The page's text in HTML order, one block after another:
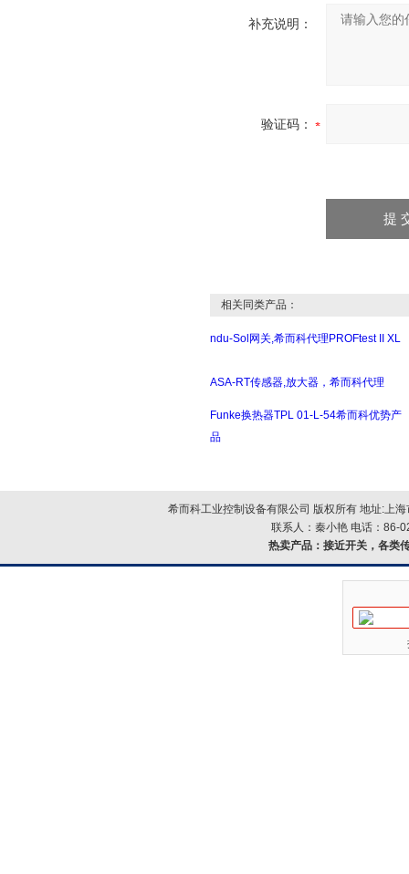
补充说明：
验证码：
相关同类产品：
ndu-Sol网关,希而科代理PROFtest II XL
ASA-RT传感器,放大器，希而科代理
Funke换热器TPL 01-L-54希而科优势产
品
希而科工业控制设备有限公司 版权所有 地址:上
联系人：秦小艳 电话：86-
热卖产品： 接近开关，各类